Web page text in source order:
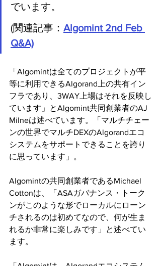
でいます。
(関連記事： Algomint 2nd Feb
Q&A)
「Algomintは全てのプロジェクトが平
等に利用できるAlgorand上の共有イン
フラであり、3WAY上場はそれを反映し
ています」とAlgomint共同創業者のAJ
Milneは述べています。「マルチチェー
ンの世界でマルチDEXのAlgorandエコ
システムをサポートできることを誇り
に思っています」。
Algomintの共同創業者であるMichael
Cottonは、「ASAガバナンス・トーク
ンがこのような形でローカルにローン
チされるのは初めてなので、何が生ま
れるか非常に楽しみです」と述べてい
ます。